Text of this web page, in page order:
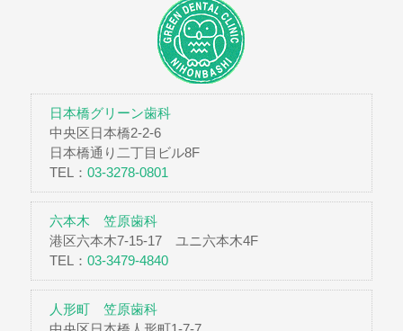
日本橋グリーン歯科
中央区日本橋2-2-6
日本橋通り二丁目ビル8F
TEL： 03-3278-0801
六本木 笠原歯科
港区六本木7-15-17 ユニ六本木4F
TEL： 03-3479-4840
人形町 笠原歯科